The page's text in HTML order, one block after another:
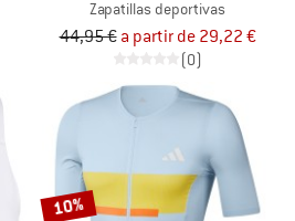
Zapatillas deportivas
44,95 € a partir de 29,22 €
(0)
10%